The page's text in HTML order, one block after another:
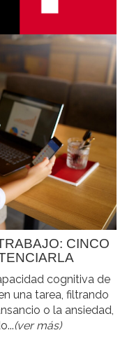
CINCO
cognitiva de
una tarea, filtrando
o la ansiedad,
(ver más)